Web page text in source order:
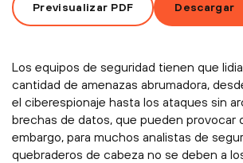
Previsualizar PDF Descargar
Los equipos de seguridad tienen que
cantidad de amenazas abrumadora,
el ciberespionaje hasta los ataques sin
brechas de datos, que pueden provocar
embargo, para muchos analistas de
quebraderos de cabeza no se deben a